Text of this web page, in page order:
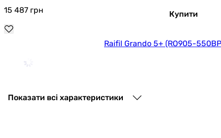
15 487 грн Купити
Raifil Grando 5+ (RO905-
14 767
Показати всі характеристики